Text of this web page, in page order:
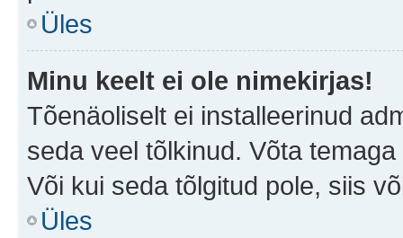
Üles
Minu keelt ei ole nimekirjas!
Tõenäoliselt ei installeerinud
seda veel tõlkinud. Võta
Või kui seda tõlgitud pole, siis
Üles